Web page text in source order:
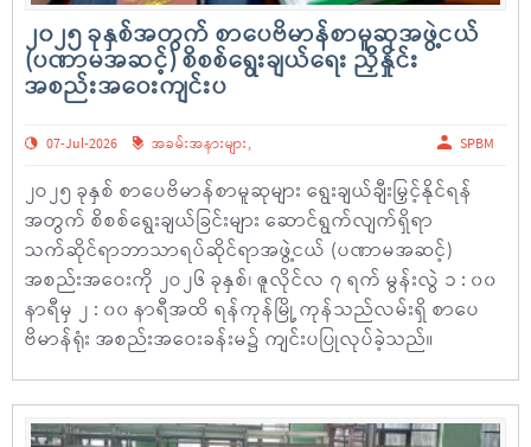
၂၀၂၅ ခုနှစ်အတွက် စာပေဗိမာန်စာမူဆုအဖွဲ့ငယ်
(ပဏာမအဆင့်) စိစစ်ရွေးချယ်ရေး ညှိနှိုင်း
အစည်းအဝေးကျင်းပ
07-Jul-2026 အခမ်းအနားများ, SPBM
၂ဝ၂၅ ခုနှစ် စာပေဗိမာန်စာမူဆုများ ရွေးချယ်ချီးမြှင့်နိုင်ရန်
အတွက် စိစစ်ရွေးချယ်ခြင်းများ ဆောင်ရွက်လျက်ရှိရာ
သက်ဆိုင်ရာဘာသာရပ်ဆိုင်ရာအဖွဲ့ငယ် (ပဏာမအဆင့်)
အစည်းအဝေးကို ၂ဝ၂၆ ခုနှစ်၊ ဇူလိုင်လ ၇ ရက် မွန်းလွဲ ၁ : ၀၀
နာရီမှ ၂ : ၀၀ နာရီအထိ ရန်ကုန်မြို့ ကုန်သည်လမ်းရှိ စာပေ
ဗိမာန်ရုံး အစည်းအဝေးခန်းမ၌ ကျင်းပပြုလုပ်ခဲ့သည်။